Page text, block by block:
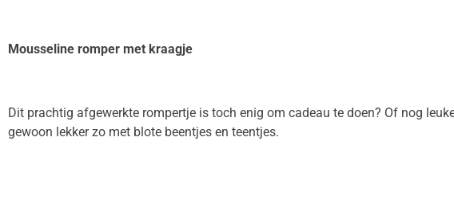
Mousseline romper met kraagje
Dit prachtig afgewerkte rompertje is toch enig om cadeau te doen? Of nog
gewoon lekker zo met blote beentjes en teentjes.